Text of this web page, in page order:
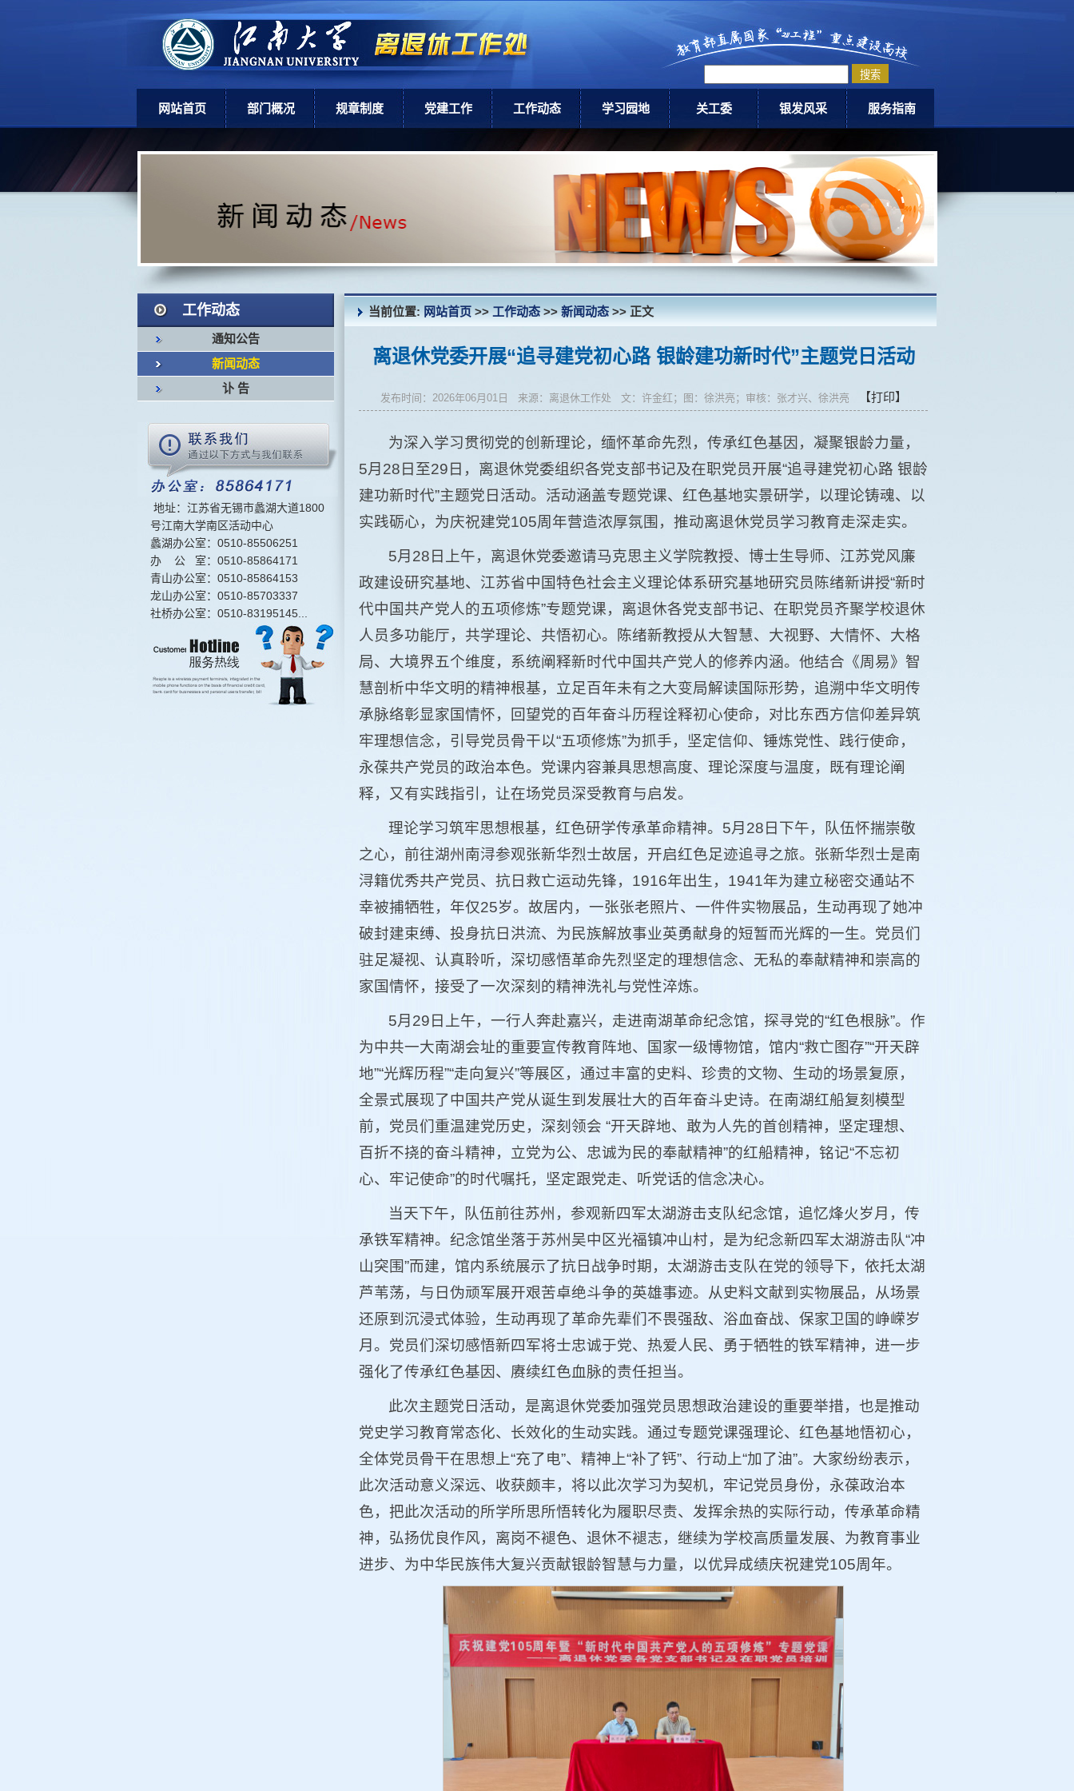
网站首页 部门概况
岗位职责
规章制度 党建工作 工作动态
通知公告
学习园地 关工委 银发风采
老体协
银龄教师计划
老同志优秀事迹
服务指南
活动中心介绍
下载专区
联系我们
工作动态
通知公告
新闻动态
讣 告
地址：江苏省无锡市蠡湖大道1800
号江南大学南区活动中心
蠡湖办公室：0510-85506251
办 公 室：0510-85864171
青山办公室：0510-85864153
龙山办公室：0510-85703337
社桥办公室：0510-83195145...
当前位置:网站首页>>工作动态>>新闻动态>> 正文
离退休党委开展“追寻建党初心路 银龄建功新时代”主题党日活动
发布时间：2026年06月01日 来源：离退休工作处 文：许金红；图：徐洪亮；审核：张才兴、徐洪亮 【打印】
为深入学习贯彻党的创新理论，缅怀革命先烈，传承红色基因，凝聚银龄力量，
5月28日至29日，离退休党委组织各党支部书记及在职党员开展“追寻建党初心路 银龄
建功新时代”主题党日活动。活动涵盖专题党课、红色基地实景研学，以理论铸魂、以
实践砺心，为庆祝建党105周年营造浓厚氛围，推动离退休党员学习教育走深走实。
5月28日上午，离退休党委邀请马克思主义学院教授、博士生导师、江苏党风廉
政建设研究基地、江苏省中国特色社会主义理论体系研究基地研究员陈绪新讲授“新时
代中国共产党人的五项修炼”专题党课，离退休各党支部书记、在职党员齐聚学校退休
人员多功能厅，共学理论、共悟初心。陈绪新教授从大智慧、大视野、大情怀、大格
局、大境界五个维度，系统阐释新时代中国共产党人的修养内涵。他结合《周易》智
慧剖析中华文明的精神根基，立足百年未有之大变局解读国际形势，追溯中华文明传
承脉络彰显家国情怀，回望党的百年奋斗历程诠释初心使命，对比东西方信仰差异筑
牢理想信念，引导党员骨干以“五项修炼”为抓手，坚定信仰、锤炼党性、践行使命，
永葆共产党员的政治本色。党课内容兼具思想高度、理论深度与温度，既有理论阐
释，又有实践指引，让在场党员深受教育与启发。
理论学习筑牢思想根基，红色研学传承革命精神。5月28日下午，队伍怀揣崇敬
之心，前往湖州南浔参观张新华烈士故居，开启红色足迹追寻之旅。张新华烈士是南
浔籍优秀共产党员、抗日救亡运动先锋，1916年出生，1941年为建立秘密交通站不
幸被捕牺牲，年仅25岁。故居内，一张张老照片、一件件实物展品，生动再现了她冲
破封建束缚、投身抗日洪流、为民族解放事业英勇献身的短暂而光辉的一生。党员们
驻足凝视、认真聆听，深切感悟革命先烈坚定的理想信念、无私的奉献精神和崇高的
家国情怀，接受了一次深刻的精神洗礼与党性淬炼。
5月29日上午，一行人奔赴嘉兴，走进南湖革命纪念馆，探寻党的“红色根脉”。作
为中共一大南湖会址的重要宣传教育阵地、国家一级博物馆，馆内“救亡图存”“开天辟
地”“光辉历程”“走向复兴”等展区，通过丰富的史料、珍贵的文物、生动的场景复原，
全景式展现了中国共产党从诞生到发展壮大的百年奋斗史诗。在南湖红船复刻模型
前，党员们重温建党历史，深刻领会 “开天辟地、敢为人先的首创精神，坚定理想、
百折不挠的奋斗精神，立党为公、忠诚为民的奉献精神”的红船精神，铭记“不忘初
心、牢记使命”的时代嘱托，坚定跟党走、听党话的信念决心。
当天下午，队伍前往苏州，参观新四军太湖游击支队纪念馆，追忆烽火岁月，传
承铁军精神。纪念馆坐落于苏州吴中区光福镇冲山村，是为纪念新四军太湖游击队“冲
山突围”而建，馆内系统展示了抗日战争时期，太湖游击支队在党的领导下，依托太湖
芦苇荡，与日伪顽军展开艰苦卓绝斗争的英雄事迹。从史料文献到实物展品，从场景
还原到沉浸式体验，生动再现了革命先辈们不畏强敌、浴血奋战、保家卫国的峥嵘岁
月。党员们深切感悟新四军将士忠诚于党、热爱人民、勇于牺牲的铁军精神，进一步
强化了传承红色基因、赓续红色血脉的责任担当。
此次主题党日活动，是离退休党委加强党员思想政治建设的重要举措，也是推动
党史学习教育常态化、长效化的生动实践。通过专题党课强理论、红色基地悟初心，
全体党员骨干在思想上“充了电”、精神上“补了钙”、行动上“加了油”。大家纷纷表示，
此次活动意义深远、收获颇丰，将以此次学习为契机，牢记党员身份，永葆政治本
色，把此次活动的所学所思所悟转化为履职尽责、发挥余热的实际行动，传承革命精
神，弘扬优良作风，离岗不褪色、退休不褪志，继续为学校高质量发展、为教育事业
进步、为中华民族伟大复兴贡献银龄智慧与力量，以优异成绩庆祝建党105周年。